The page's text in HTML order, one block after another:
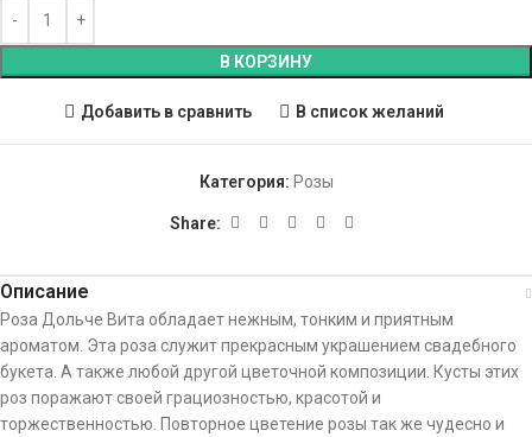
В КОРЗИНУ
Добавить в сравнить В список желаний
Категория: Розы
Share:
Описание
Роза Дольче Вита обладает нежным, тонким и приятным
ароматом. Эта роза служит прекрасным украшением свадебного
букета. А также любой другой цветочной композиции. Кусты этих
роз поражают своей грациозностью, красотой и
торжественностью. Повторное цветение розы так же чудесно и